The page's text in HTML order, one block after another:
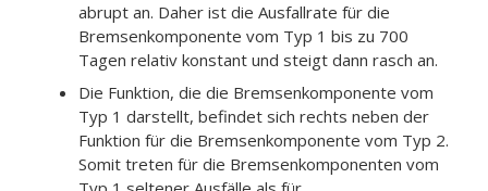
abrupt an. Daher ist die Ausfallrate für die
Bremsenkomponente vom Typ 1 bis zu 700
Tagen relativ konstant und steigt dann rasch an.
Die Funktion, die die Bremsenkomponente vom
Typ 1 darstellt, befindet sich rechts neben der
Funktion für die Bremsenkomponente vom Typ 2.
Somit treten für die Bremsenkomponenten vom